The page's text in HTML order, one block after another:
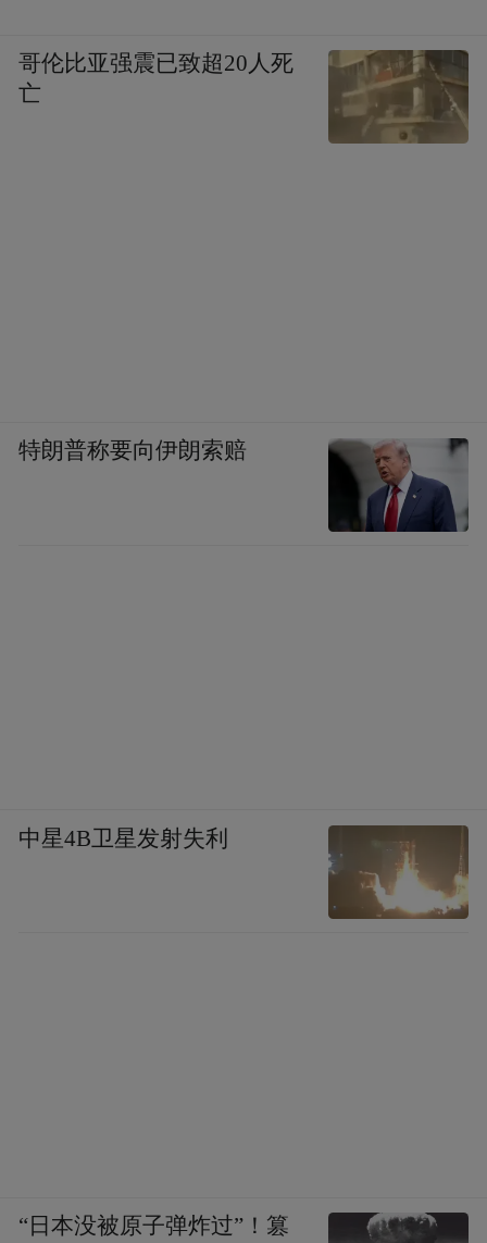
哥伦比亚强震已致超20人死
亡
特朗普称要向伊朗索赔
中星4B卫星发射失利
“日本没被原子弹炸过”！篡